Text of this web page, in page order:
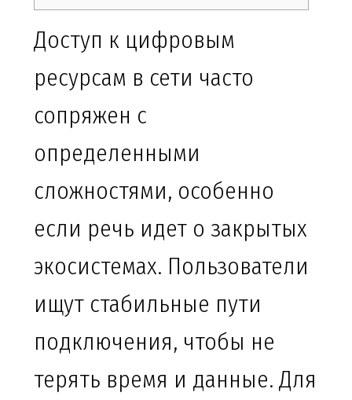
Доступ к цифровым
ресурсам в сети часто
сопряжен с
определенными
сложностями, особенно
если речь идет о закрытых
экосистемах. Пользователи
ищут стабильные пути
подключения, чтобы не
терять время и данные. Для